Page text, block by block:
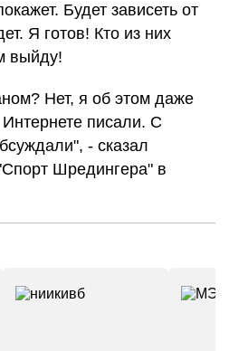
Будет зависеть от
Я готов! Кто из них
выйду!
Нет, я об этом даже
писали. С
- сказал
Шредингера" в